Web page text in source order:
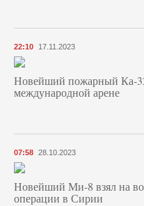
22:10 17.11.2023
Новейший пожарный Ка-
международной арене
07:58 28.10.2023
Новейший Ми-8 взял на
операции в Сирии